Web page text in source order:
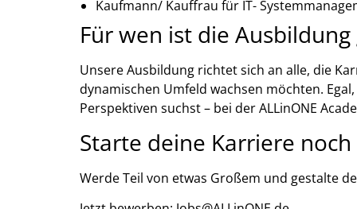
Kaufmann/ Kauffrau für IT-
Für wen ist die Ausbildung
Unsere Ausbildung richtet sich an alle, die
dynamischen Umfeld wachsen möchten.
Perspektiven suchst – bei der ALLinONE
Starte deine Karriere
Werde Teil von etwas Großem und gestalte